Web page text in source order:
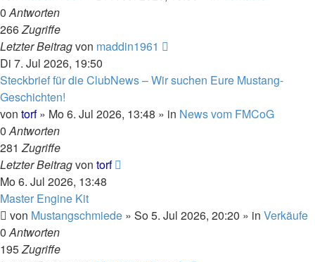
0Antworten
266Zugriffe
Letzter Beitragvon maddin1961
Di 7. Jul 2026, 19:50
Steckbrief für die ClubNews – Wir suchen Eure Mustang-
Geschichten!
von torf» Mo 6. Jul 2026, 13:48 » in News vom FMCoG
0Antworten
281Zugriffe
Letzter Beitragvon torf
Mo 6. Jul 2026, 13:48
Master Engine Kit
von Mustangschmiede » So 5. Jul 2026, 20:20 » in Verkäufe
0Antworten
195Zugriffe